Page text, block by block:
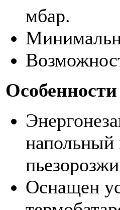
мбар.
напольный
Оснащен